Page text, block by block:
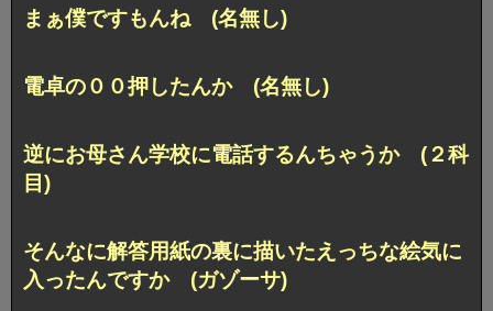
まぁ僕ですもんね (名無し)
電卓の００押したんか (名無し)
逆にお母さん学校に電話するんちゃうか (２科
目)
そんなに解答用紙の裏に描いたえっちな絵気に
入ったんですか (ガゾーサ)